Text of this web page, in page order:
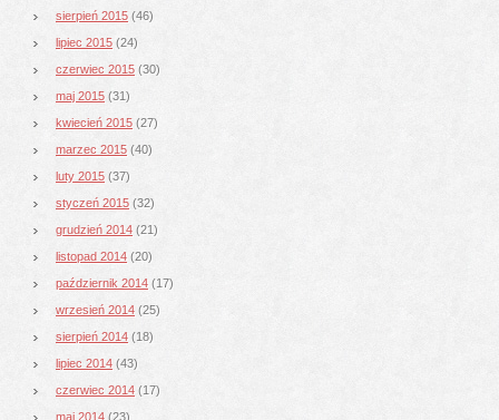
sierpień 2015 (46)
lipiec 2015 (24)
czerwiec 2015 (30)
maj 2015 (31)
kwiecień 2015 (27)
marzec 2015 (40)
luty 2015 (37)
styczeń 2015 (32)
grudzień 2014 (21)
listopad 2014 (20)
październik 2014 (17)
wrzesień 2014 (25)
sierpień 2014 (18)
lipiec 2014 (43)
czerwiec 2014 (17)
maj 2014 (23)